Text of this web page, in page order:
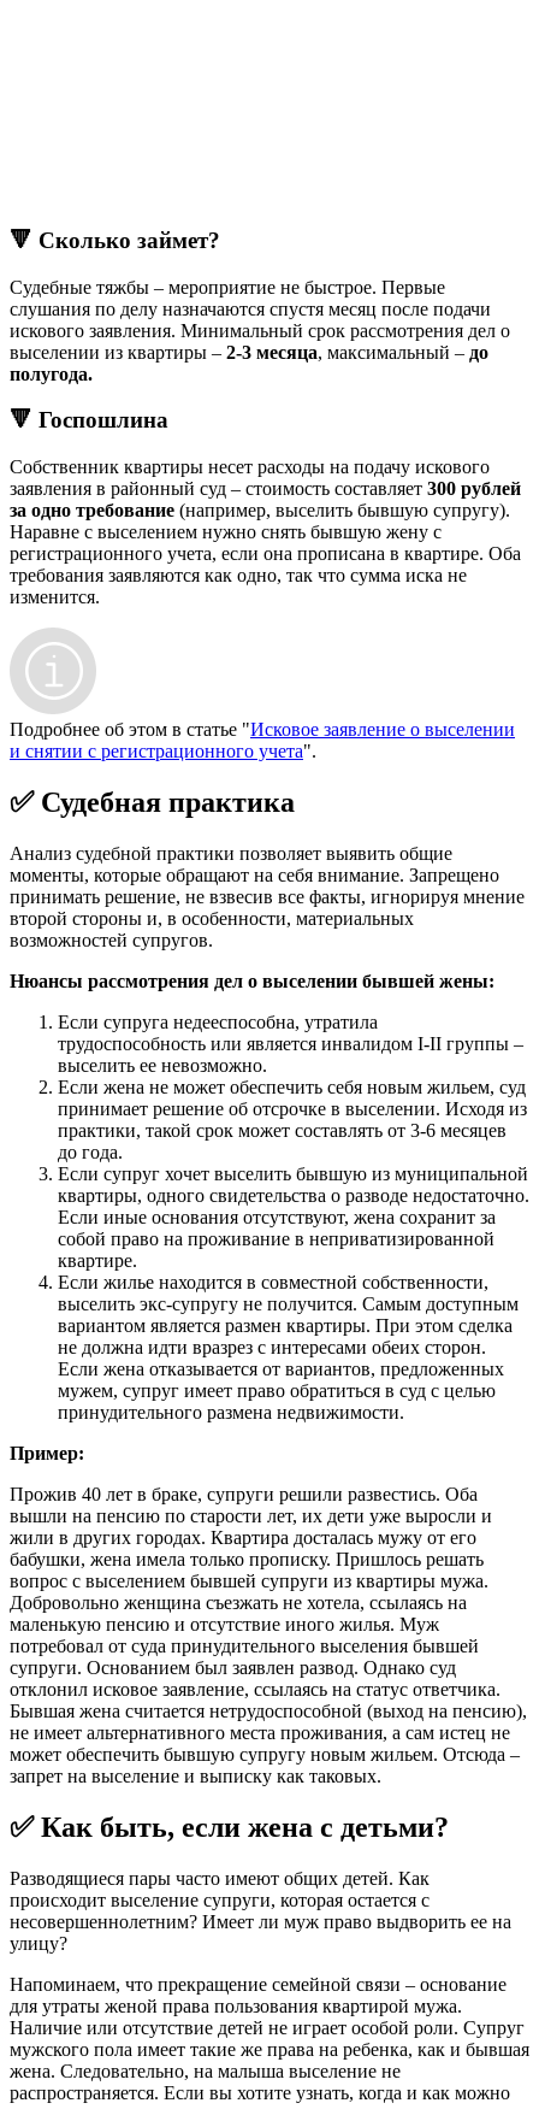
🔻 Сколько займет?
Судебные тяжбы – мероприятие не быстрое. Первые
слушания по делу назначаются спустя месяц после подачи
искового заявления. Минимальный срок рассмотрения дел о
выселении из квартиры – 2-3 месяца, максимальный – до
полугода.
🔻 Госпошлина
Собственник квартиры несет расходы на подачу искового
заявления в районный суд – стоимость составляет 300 рублей
за одно требование (например, выселить бывшую супругу).
Наравне с выселением нужно снять бывшую жену с
регистрационного учета, если она прописана в квартире. Оба
требования заявляются как одно, так что сумма иска не
изменится.
Подробнее об этом в статье "Исковое заявление о выселении
и снятии с регистрационного учета".
✅ Судебная практика
Анализ судебной практики позволяет выявить общие
моменты, которые обращают на себя внимание. Запрещено
принимать решение, не взвесив все факты, игнорируя мнение
второй стороны и, в особенности, материальных
возможностей супругов.
Нюансы рассмотрения дел о выселении бывшей жены:
Если супруга недееспособна, утратила
трудоспособность или является инвалидом I-II группы –
выселить ее невозможно.
Если жена не может обеспечить себя новым жильем, суд
принимает решение об отсрочке в выселении. Исходя из
практики, такой срок может составлять от 3-6 месяцев
до года.
Если супруг хочет выселить бывшую из муниципальной
квартиры, одного свидетельства о разводе недостаточно.
Если иные основания отсутствуют, жена сохранит за
собой право на проживание в неприватизированной
квартире.
Если жилье находится в совместной собственности,
выселить экс-супругу не получится. Самым доступным
вариантом является размен квартиры. При этом сделка
не должна идти вразрез с интересами обеих сторон.
Если жена отказывается от вариантов, предложенных
мужем, супруг имеет право обратиться в суд с целью
принудительного размена недвижимости.
Пример:
Прожив 40 лет в браке, супруги решили развестись. Оба
вышли на пенсию по старости лет, их дети уже выросли и
жили в других городах. Квартира досталась мужу от его
бабушки, жена имела только прописку. Пришлось решать
вопрос с выселением бывшей супруги из квартиры мужа.
Добровольно женщина съезжать не хотела, ссылаясь на
маленькую пенсию и отсутствие иного жилья. Муж
потребовал от суда принудительного выселения бывшей
супруги. Основанием был заявлен развод. Однако суд
отклонил исковое заявление, ссылаясь на статус ответчика.
Бывшая жена считается нетрудоспособной (выход на пенсию),
не имеет альтернативного места проживания, а сам истец не
может обеспечить бывшую супругу новым жильем. Отсюда –
запрет на выселение и выписку как таковых.
✅ Как быть, если жена с детьми?
Разводящиеся пары часто имеют общих детей. Как
происходит выселение супруги, которая остается с
несовершеннолетним? Имеет ли муж право выдворить ее на
улицу?
Напоминаем, что прекращение семейной связи – основание
для утраты женой права пользования квартирой мужа.
Наличие или отсутствие детей не играет особой роли. Супруг
мужского пола имеет такие же права на ребенка, как и бывшая
жена. Следовательно, на малыша выселение не
распространяется. Если вы хотите узнать, когда и как можно